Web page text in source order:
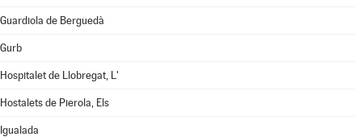
Guardiola de Berguedà
Gurb
Hospitalet de Llobregat, L'
Hostalets de Pierola, Els
Igualada